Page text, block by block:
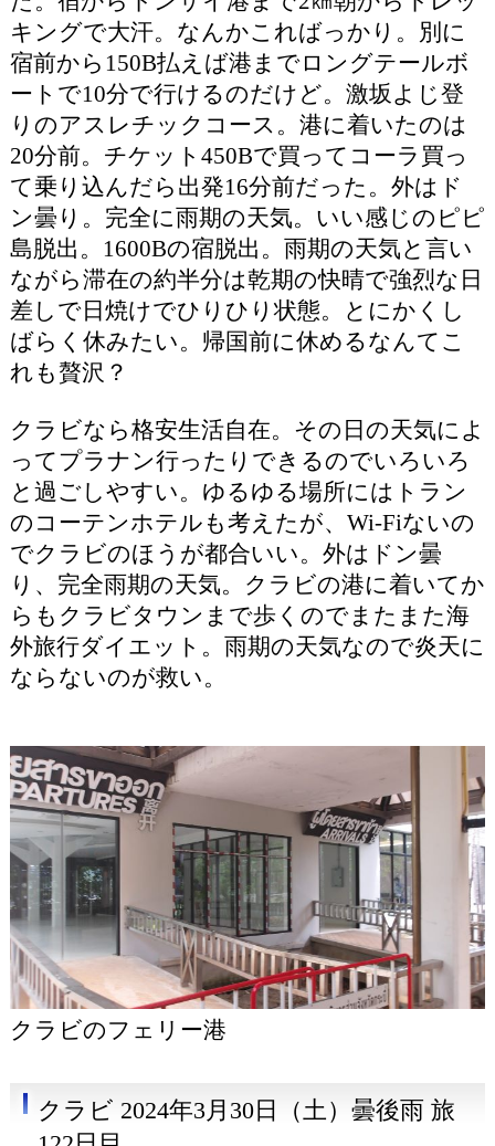
キングで大汗。なんかこればっかり。別に
宿前から150B払えば港までロングテールボ
ートで10分で行けるのだけど。激坂よじ登
りのアスレチックコース。港に着いたのは
20分前。チケット450Bで買ってコーラ買っ
て乗り込んだら出発16分前だった。外はド
ン曇り。完全に雨期の天気。いい感じのピピ
島脱出。1600Bの宿脱出。雨期の天気と言い
ながら滞在の約半分は乾期の快晴で強烈な日
差しで日焼けでひりひり状態。とにかくし
ばらく休みたい。帰国前に休めるなんてこ
れも贅沢？
クラビなら格安生活自在。その日の天気によ
ってプラナン行ったりできるのでいろいろ
と過ごしやすい。ゆるゆる場所にはトラン
のコーテンホテルも考えたが、Wi-Fiないの
でクラビのほうが都合いい。外はドン曇
り、完全雨期の天気。クラビの港に着いてか
らもクラビタウンまで歩くのでまたまた海
外旅行ダイエット。雨期の天気なので炎天に
ならないのが救い。
クラビのフェリー港
クラビ 2024年3月30日（土）曇後雨 旅